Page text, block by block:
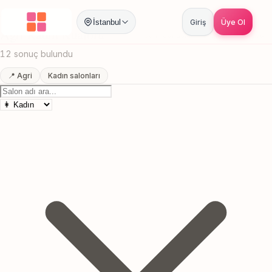
İstanbul Giriş Üye Ol
Anasayfa / Kadın Kuaförü
Agri Kadın Kuaförü
12 sonuç bulundu
📍 Agri Kadın salonları
Canlı sonuçlar Online randevu